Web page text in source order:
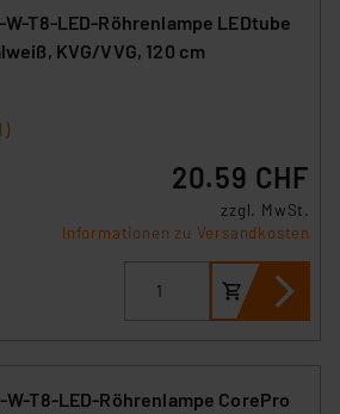
T8-LED-Röhrenlampe LEDtube
KVG/VVG, 120 cm
20.59 CHF
zzgl. MwSt.
Informationen zu Versandkosten
T8-LED-Röhrenlampe CorePro